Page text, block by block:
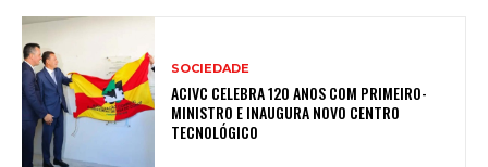
SOCIEDADE
ACIVC CELEBRA 120 ANOS COM PRIMEIRO-
MINISTRO E INAUGURA NOVO CENTRO
TECNOLÓGICO